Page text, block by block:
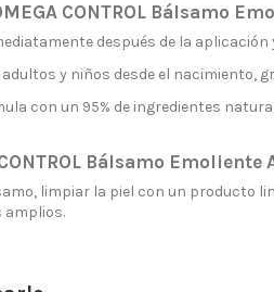
CONTROL Bálsamo
después de la
adultos y niños desde el
con un 95% de ingredientes
CONTROL Bálsamo
limpiar la piel con un producto
amplios.